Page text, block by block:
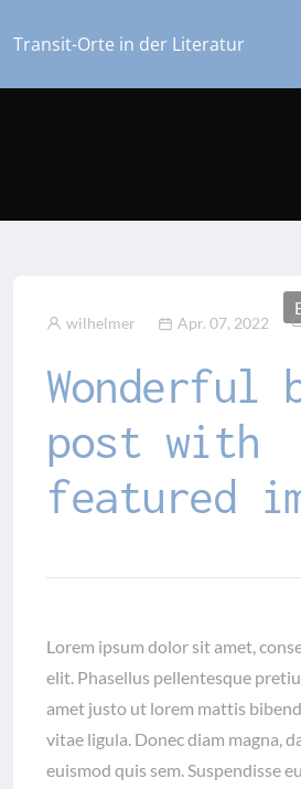
Transit-Orte in der Literatur
wilhelmer Apr. 07, 2022
Wonderful
post with
featured
Lorem ipsum dolor sit amet,
elit. Phasellus pellentesque
amet justo ut lorem mattis
vitae ligula. Donec diam magna,
euismod quis sem. Suspendisse